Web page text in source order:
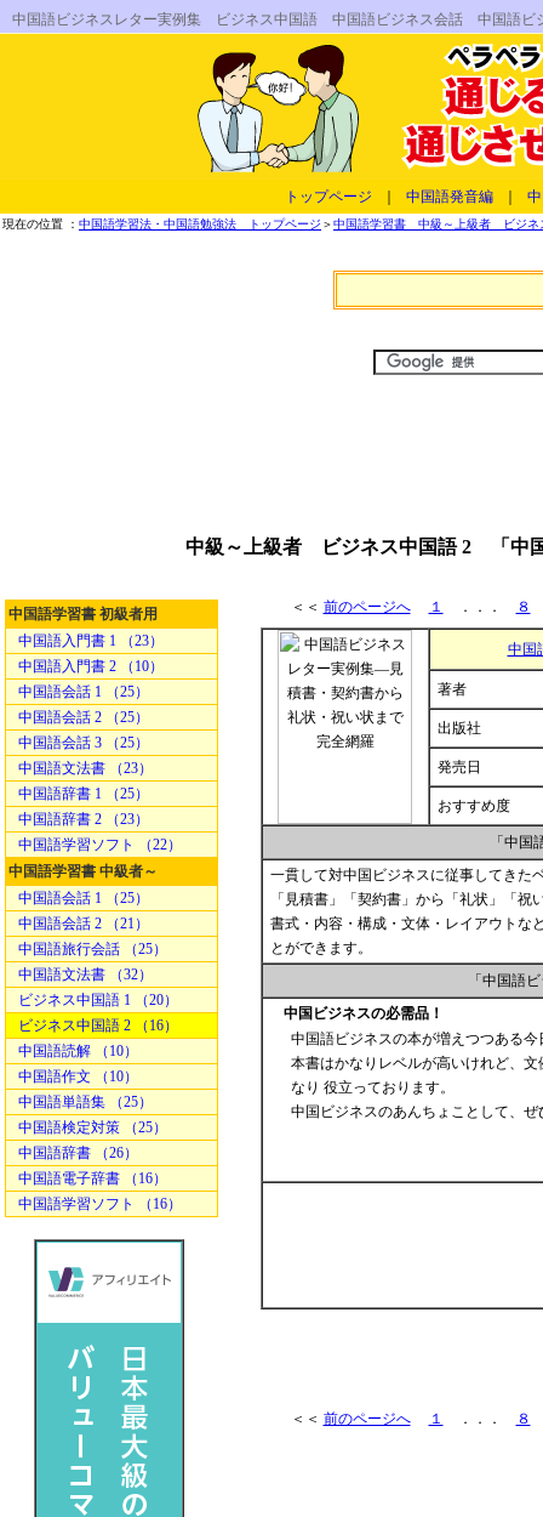
中国語ビジネスレター実例集 ビジネス中国語 中国語ビジネス会話 中国語
トップページ 中国語発音編
現在の位置 ： 中国語学習法・中国語勉強法 トップページ ＞中国語学習書 中級～上級者 ビジネ
中級～上級者 ビジネス中国語 2 「中
中国語学習書 初級者用
中国語入門書 1 （23）
中国語入門書 2 （10）
中国語会話 1 （25）
中国語会話 2 （25）
中国語会話 3 （25）
中国語文法書 （23）
中国語辞書 1 （25）
中国語辞書 2 （23）
中国語学習ソフト （22）
中国語学習書 中級者～
中国語会話 1 （25）
中国語会話 2 （21）
中国語旅行会話 （25）
中国語文法書 （32）
ビジネス中国語 1 （20）
ビジネス中国語 2 （16）
中国語読解 （10）
中国語作文 （10）
中国語単語集 （25）
中国語検定対策 （25）
中国語辞書 （26）
中国語電子辞書 （16）
中国語学習ソフト （16）
＜＜ 前のページへ １ ．．． ８
中国
著者
出版社
発売日
おすすめ度
「中
一貫して対中国ビジネスに従事してきた
「見積書」「契約書」から「礼状」「
書式・内容・構成・文体・レイアウトな
とができます。
「中国語
中国ビジネスの必需品！
中国語ビジネスの本が増えつつある
本書はかなりレベルが高いけれど、
なり 役立っております。
中国ビジネスのあんちょことして、
＜＜ 前のページへ １ ．．． ８